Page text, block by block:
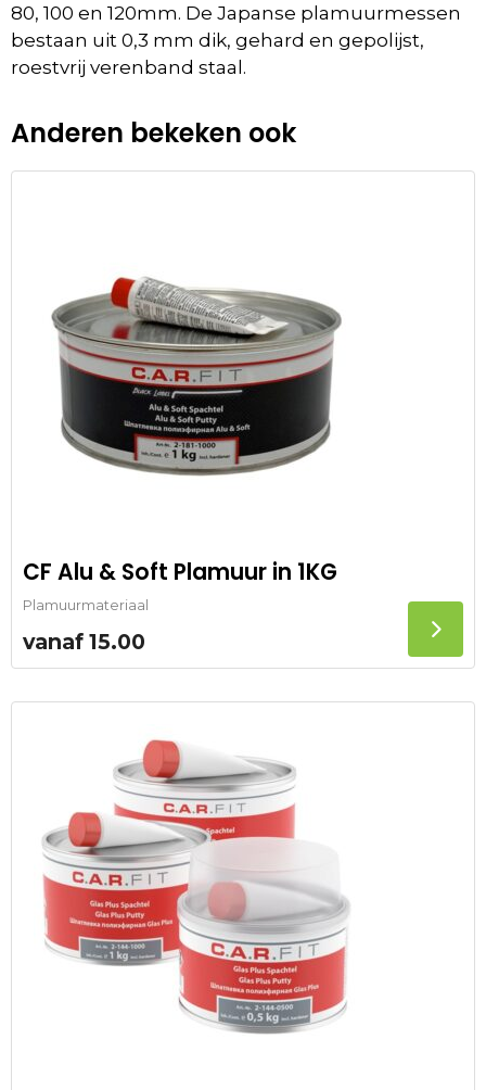
80, 100 en 120mm. De Japanse plamuurmessen
bestaan uit 0,3 mm dik, gehard en gepolijst,
roestvrij verenband staal.
Anderen bekeken ook
CF Alu & Soft Plamuur in 1KG
Plamuurmateriaal
vanaf 15.00